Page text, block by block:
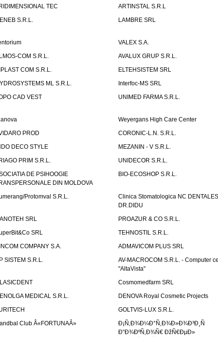
TEC
ARTINSTAL S.R.L
S.R.L.
LAMBRE SRL
VALEX S.A.
COM S.R.L.
AVALUX GRUP S.R.L.
COM S.R.L.
ELTEHSISTEM SRL
ML S.R.L.
Interfoc-MS SRL
CAD VEST
UNIMED FARMA S.R.L.
Weyergans High Care Center
PROD
CORONIC-L.N. S.R.L.
DECO STYLE
MEZANIN - V S.R.L.
PRIM S.R.L.
UNIDECOR S.R.L.
DE PSIHOOGIE
DIN MOLDOVA
BIO-ECOSHOP S.R.L.
Protomval S.R.L.
Clinica Stomatologica NC DENTALES
DR.DIDU
SRL
PROAZUR & CO S.R.L.
SRL
TEHNOSTIL S.R.L.
COMPANY S.A.
ADMAVICOM PLUS SRL
SISTEM S.R.L.
AV-MACROCOM S.R.L. - Computer
"AltaVista"
Cosmomedfarm SRL
MEDICAL S.R.L.
DENOVA Royal Cosmetic Projects
GOLTVIS-LUX S.R.L.
Club Â«FORTUNAÂ»
Ð¡Ñ‚Ð¾Ð¼Ð°Ñ‚Ð¾Ð»Ð¾Ð³Ð¸Ñ
Ð”Ð¾ÐºÑ‚Ð¾Ñ€ ÐžÑ€ÐµÐ»